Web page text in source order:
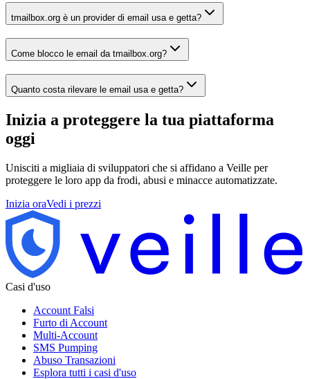
tmailbox.org è un provider di email usa e getta?
Come blocco le email da tmailbox.org?
Quanto costa rilevare le email usa e getta?
Inizia a proteggere la tua piattaforma
oggi
Unisciti a migliaia di sviluppatori che si affidano a Veille per
proteggere le loro app da frodi, abusi e minacce automatizzate.
Inizia oraVedi i prezzi
Casi d'uso
Account Falsi
Furto di Account
Multi-Account
SMS Pumping
Abuso Transazioni
Esplora tutti i casi d'uso